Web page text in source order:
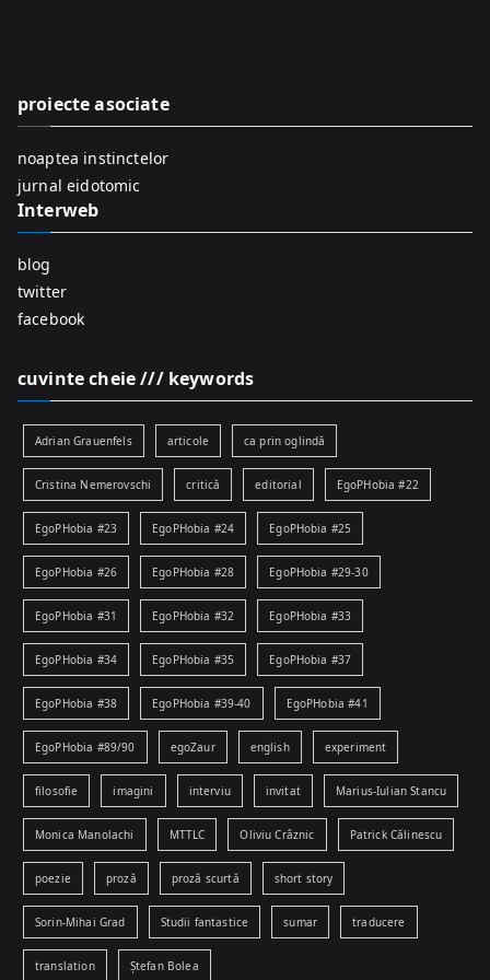
o
proiecte asociate
noaptea instinctelor
jurnal eidotomic
Interweb
blog
twitter
facebook
cuvinte cheie /// keywords
Adrian Grauenfels articole ca prin oglindă
Cristina Nemerovschi critică editorial EgoPHobia #22
EgoPHobia #23 EgoPHobia #24 EgoPHobia #25
EgoPHobia #26 EgoPHobia #28 EgoPHobia #29-30
EgoPHobia #31 EgoPHobia #32 EgoPHobia #33
EgoPHobia #34 EgoPHobia #35 EgoPHobia #37
EgoPHobia #38 EgoPHobia #39-40 EgoPHobia #41
EgoPHobia #89/90 egoZaur english experiment
filosofie imagini interviu invitat Marius-Iulian Stancu
Monica Manolachi MTTLC Oliviu Crâznic Patrick Călinescu
poezie proză proză scurtă short story
Sorin-Mihai Grad Studii fantastice sumar traducere
translation Ștefan Bolea